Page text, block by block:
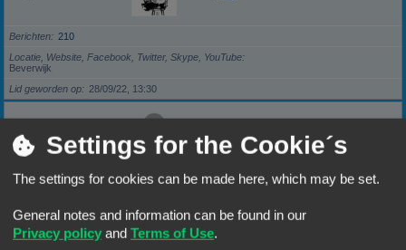
Berichten
210
Locatie, Website, Facebook, Twitter, Skype, YouTube
Beverwijk
Lid geworden op
28/09/22, 13:30
Rang, Gebruikersnaam darkzero
Berichten
5
Rang, Gebruikersnaam
Settings for the Cookie´s
The settings for cookies can be made here, which may be set.
General notes and information can be found in our
Privacy policy and Terms of Use.